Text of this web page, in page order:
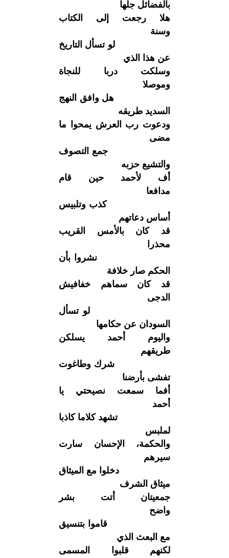
بالفضائل جلها
هلا رجعت إلى الكتاب
وسنة
لو تسأل التاريخ
عن هذا الذي
وسلكت دربا للنجاة
وموصلا
هل وافق النهج
السديد طريقه
ودعوت رب العرش يمحوا ما
مضى
جمع التصوف
والتشيع حزبه
أف لأحمد حين قام
مدافعا
كذب وتلبيس
أساس دعاتهم
قد كان بالأمس القريب
محذرا
نشروا بأن
الحكم صار خلافة
قد كان سماهم خفافيش
الدجى
لو تسأل
السودان عن حكامها
واليوم أحمد يسلكن
طريقهم
شرك وطاغوت
تفشى بأرضنا
أفما سمعت نصيحتي يا
أحمد
تشهد كلاما كاذبا
لملبس
والحكمة، الإحسان سارت
سيرهم
دخلوا مع الميثاق
ميثاق الشرف
جمعيتان أتت بشر
واضح
قاموا بتنسيق
مع البعث الذي
لكنهم قلبوا المسمى